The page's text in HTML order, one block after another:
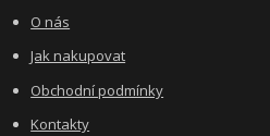
O nás
Jak nakupovat
Obchodní podmínky
Kontakty